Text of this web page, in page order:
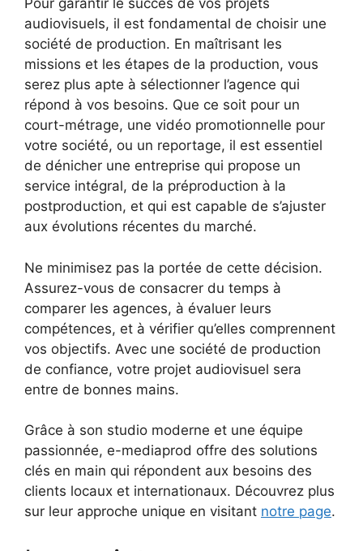
Pour garantir le succès de vos projets
audiovisuels, il est fondamental de choisir une
société de production. En maîtrisant les
missions et les étapes de la production, vous
serez plus apte à sélectionner l’agence qui
répond à vos besoins. Que ce soit pour un
court-métrage, une vidéo promotionnelle pour
votre société, ou un reportage, il est essentiel
de dénicher une entreprise qui propose un
service intégral, de la préproduction à la
postproduction, et qui est capable de s’ajuster
aux évolutions récentes du marché.
Ne minimisez pas la portée de cette décision.
Assurez-vous de consacrer du temps à
comparer les agences, à évaluer leurs
compétences, et à vérifier qu’elles comprennent
vos objectifs. Avec une société de production
de confiance, votre projet audiovisuel sera
entre de bonnes mains.
Grâce à son studio moderne et une équipe
passionnée, e-mediaprod offre des solutions
clés en main qui répondent aux besoins des
clients locaux et internationaux. Découvrez plus
sur leur approche unique en visitant notre page.